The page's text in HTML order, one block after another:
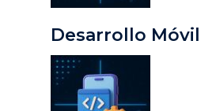
Desarrollo Móvil